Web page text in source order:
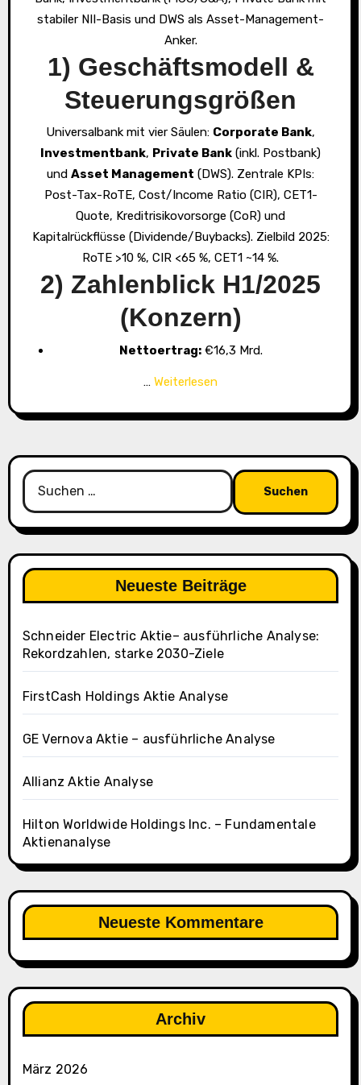
stabiler NII-Basis und DWS als Asset-Management-
Anker.
1) Geschäftsmodell &
Steuerungsgrößen
Universalbank mit vier Säulen: Corporate Bank,
Investmentbank, Private Bank (inkl. Postbank)
und Asset Management (DWS). Zentrale KPIs:
Post-Tax-RoTE, Cost/Income Ratio (CIR), CET1-
Quote, Kreditrisikovorsorge (CoR) und
Kapitalrückflüsse (Dividende/Buybacks). Zielbild 2025:
RoTE >10 %, CIR <65 %, CET1 ~14 %.
2) Zahlenblick H1/2025
(Konzern)
Nettoertrag: €16,3 Mrd.
… Weiterlesen“
e
h
B
a
k
(
I
S
I
N
D
0
5
4
0
0
8
Suchen
nach:
Neueste Beiträge
Schneider Electric Aktie– ausführliche Analyse:
Rekordzahlen, starke 2030-Ziele
FirstCash Holdings Aktie Analyse
GE Vernova Aktie – ausführliche Analyse
Allianz Aktie Analyse
Hilton Worldwide Holdings Inc. – Fundamentale
Aktienanalyse
Neueste Kommentare
Archiv
März 2026